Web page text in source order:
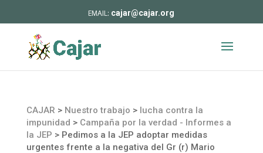
cajar@cajar.org
CAJAR > Nuestro trabajo > lucha contra la
impunidad > Campaña por la verdad - Informes a
la JEP > Pedimos a la JEP adoptar medidas
urgentes frente a la negativa del Gr (r) Mario